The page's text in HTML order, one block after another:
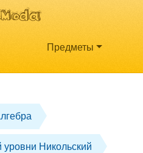
Предметы
Никольский